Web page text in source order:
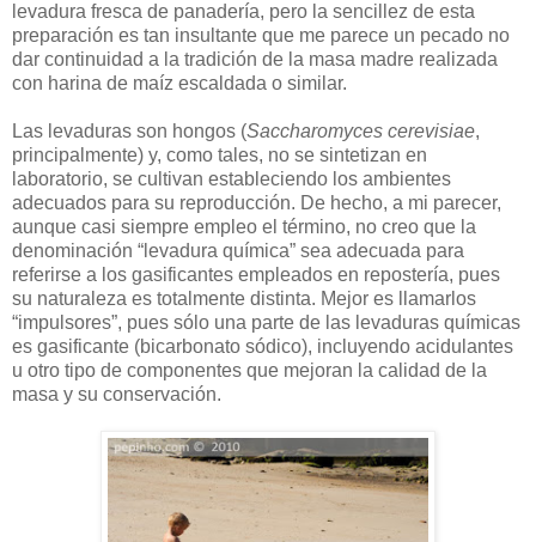
levadura fresca de panadería, pero la sencillez de esta
preparación es tan insultante que me parece un pecado no
dar continuidad a la tradición de la masa madre realizada
con harina de maíz escaldada o similar.
Las levaduras son hongos (Saccharomyces cerevisiae,
principalmente) y, como tales, no se sintetizan en
laboratorio, se cultivan estableciendo los ambientes
adecuados para su reproducción. De hecho, a mi parecer,
aunque casi siempre empleo el término, no creo que la
denominación “levadura química” sea adecuada para
referirse a los gasificantes empleados en repostería, pues
su naturaleza es totalmente distinta. Mejor es llamarlos
“impulsores”, pues sólo una parte de las levaduras químicas
es gasificante (bicarbonato sódico), incluyendo acidulantes
u otro tipo de componentes que mejoran la calidad de la
masa y su conservación.